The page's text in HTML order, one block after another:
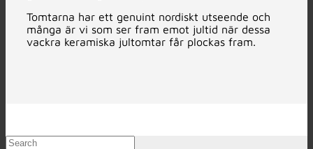
Tomtarna har ett genuint nordiskt utseende och
många är vi som ser fram emot jultid när dessa
vackra keramiska jultomtar får plockas fram.
Search